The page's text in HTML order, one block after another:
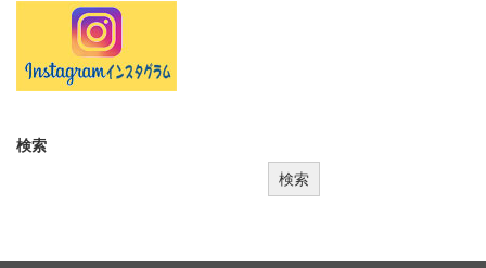
検索
検索